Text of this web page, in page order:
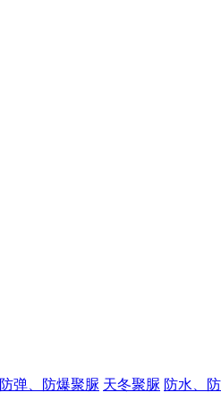
防弹、防爆聚脲 天冬聚脲 防水、